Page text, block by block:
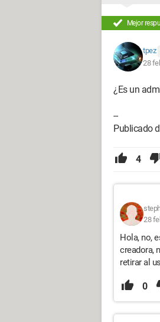
Mejor
tpez
28
¿Es un
--
Publicado
4
28
Hola, no,
creadora,
retirar al
0